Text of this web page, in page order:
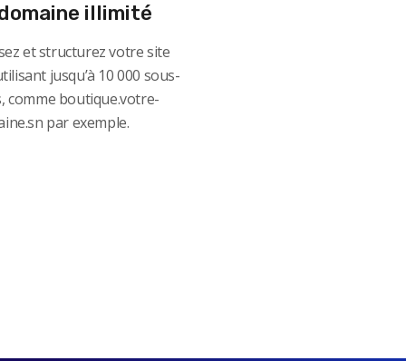
illimité
et structurez votre site
jusqu’à 10 000 sous-
comme boutique.votre-
par exemple.